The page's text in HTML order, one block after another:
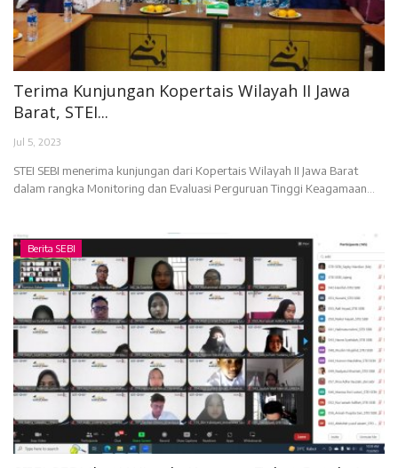
Terima Kunjungan Kopertais Wilayah II Jawa
Barat, STEI...
Jul 5, 2023
STEI SEBI menerima kunjungan dari Kopertais Wilayah II Jawa Barat
dalam rangka Monitoring dan Evaluasi Perguruan Tinggi Keagamaan...
Berita SEBI